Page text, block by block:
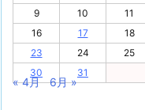
9
10 11
16
17 18
23
24 25
30
31
« 4月 6月 »